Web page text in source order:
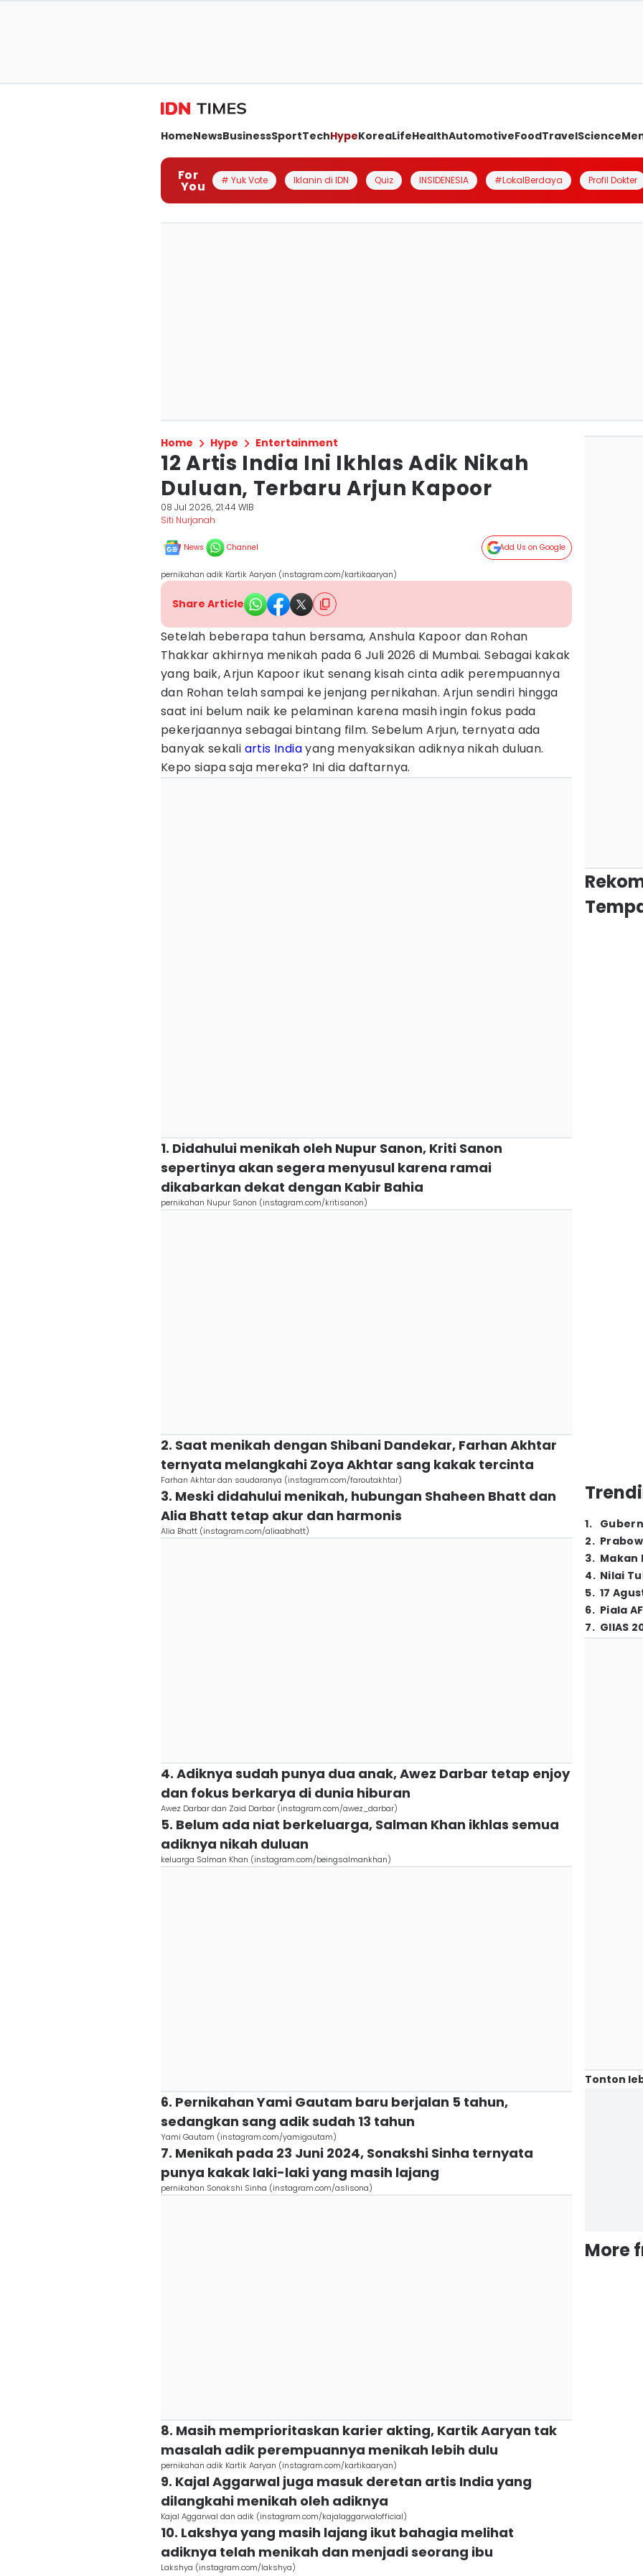
HomeNewsBusinessSportTechHypeKoreaLifeHealthAutomotiveFoodTravelScience
For
You # Yuk Vote Iklanin di IDN Quiz INSIDENESIA #LokalBerdaya Profil Dokter
Home Hype Entertainment
12 Artis India Ini Ikhlas Adik Nikah
Duluan, Terbaru Arjun Kapoor
08 Jul 2026, 21:44 WIB
Siti Nurjanah
News Channel Add Us on Google
pernikahan adik Kartik Aaryan (instagram.com/kartikaaryan)
Share Article
Setelah beberapa tahun bersama, Anshula Kapoor dan Rohan
Thakkar akhirnya menikah pada 6 Juli 2026 di Mumbai. Sebagai kakak
yang baik, Arjun Kapoor ikut senang kisah cinta adik perempuannya
dan Rohan telah sampai ke jenjang pernikahan. Arjun sendiri hingga
saat ini belum naik ke pelaminan karena masih ingin fokus pada
pekerjaannya sebagai bintang film. Sebelum Arjun, ternyata ada
banyak sekali artis Indiayang menyaksikan adiknya nikah duluan.
Kepo siapa saja mereka? Ini dia daftarnya.
1. Didahului menikah oleh Nupur Sanon, Kriti Sanon
sepertinya akan segera menyusul karena ramai
dikabarkan dekat dengan Kabir Bahia
pernikahan Nupur Sanon (instagram.com/kritisanon)
2. Saat menikah dengan Shibani Dandekar, Farhan Akhtar
ternyata melangkahi Zoya Akhtar sang kakak tercinta
Farhan Akhtar dan saudaranya (instagram.com/faroutakhtar)
3. Meski didahului menikah, hubungan Shaheen Bhatt dan
Alia Bhatt tetap akur dan harmonis
Alia Bhatt (instagram.com/aliaabhatt)
4. Adiknya sudah punya dua anak, Awez Darbar tetap enjoy
dan fokus berkarya di dunia hiburan
Awez Darbar dan Zaid Darbar (instagram.com/awez_darbar)
5. Belum ada niat berkeluarga, Salman Khan ikhlas semua
adiknya nikah duluan
keluarga Salman Khan (instagram.com/beingsalmankhan)
6. Pernikahan Yami Gautam baru berjalan 5 tahun,
sedangkan sang adik sudah 13 tahun
Yami Gautam (instagram.com/yamigautam)
7. Menikah pada 23 Juni 2024, Sonakshi Sinha ternyata
punya kakak laki-laki yang masih lajang
pernikahan Sonakshi Sinha (instagram.com/aslisona)
8. Masih memprioritaskan karier akting, Kartik Aaryan tak
masalah adik perempuannya menikah lebih dulu
pernikahan adik Kartik Aaryan (instagram.com/kartikaaryan)
9. Kajal Aggarwal juga masuk deretan artis India yang
dilangkahi menikah oleh adiknya
Kajal Aggarwal dan adik (instagram.com/kajalaggarwalofficial)
10. Lakshya yang masih lajang ikut bahagia melihat
adiknya telah menikah dan menjadi seorang ibu
Lakshya (instagram.com/lakshya)
1.
2.
3. Makan
4. Nilai
5. 17
6. Piala
7. GIIAS
Tonton
More